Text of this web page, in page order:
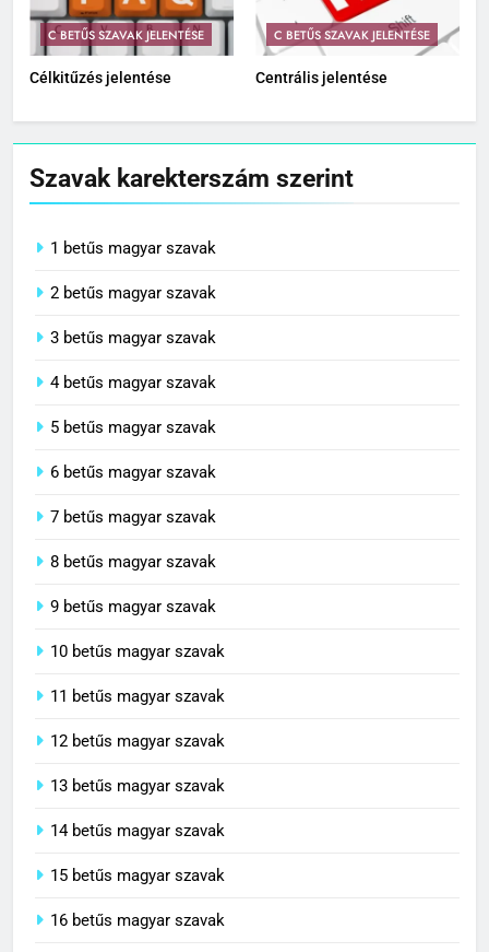
C BETŰS SZAVAK JELENTÉSE
Célkitűzés jelentése
C BETŰS SZAVAK JELENTÉSE
Centrális jelentése
Szavak karekterszám szerint
1 betűs magyar szavak
2 betűs magyar szavak
3 betűs magyar szavak
4 betűs magyar szavak
5 betűs magyar szavak
6 betűs magyar szavak
7 betűs magyar szavak
8 betűs magyar szavak
9 betűs magyar szavak
10 betűs magyar szavak
11 betűs magyar szavak
12 betűs magyar szavak
13 betűs magyar szavak
14 betűs magyar szavak
15 betűs magyar szavak
16 betűs magyar szavak